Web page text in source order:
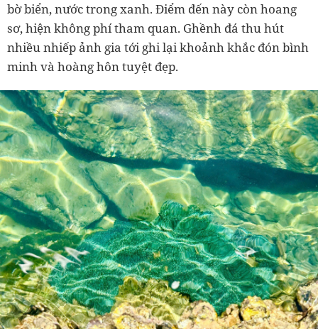
bờ biển, nước trong xanh. Điểm đến này còn hoang
sơ, hiện không phí tham quan. Ghềnh đá thu hút
nhiều nhiếp ảnh gia tới ghi lại khoảnh khắc đón bình
minh và hoàng hôn tuyệt đẹp.